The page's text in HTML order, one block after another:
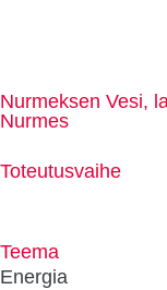
Nurmeksen Vesi,
Nurmes
Toteutusvaihe
Teema
Energia